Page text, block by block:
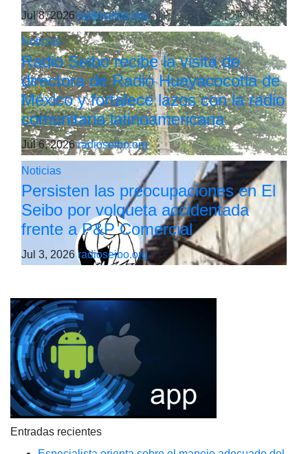
Jul 8, 2026radioseibo.org
Noticias
Radio Seibo recibe la visita de
directora de Radio Huayacocotla de
México y fortalece lazos con la radio
comunitaria latinoamericana
Jul 6, 2026radioseibo.org
Noticias
Persisten las preocupaciones en El
Seibo por volqueta accidentada
frente a P&P Comercial
Jul 3, 2026radioseibo.org
Entradas recientes